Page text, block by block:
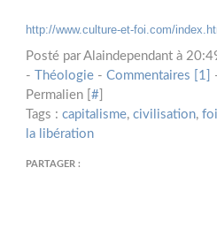
http://www.culture-et-foi.com/
Posté par Alaindependant à
-
Théologie - Commentaires [1]
Permalien [ #
Tags : capitalisme, civilisation, foi
la libération
PARTAGER :